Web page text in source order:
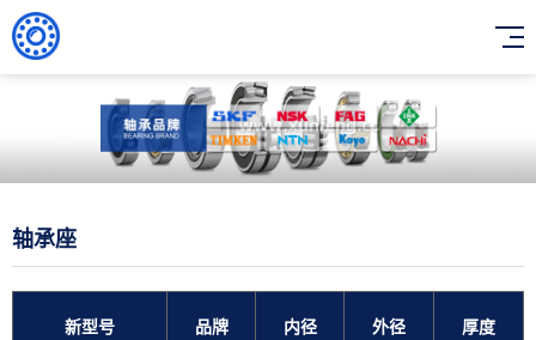
轴承座
新型号 品牌 内径 外径 厚度